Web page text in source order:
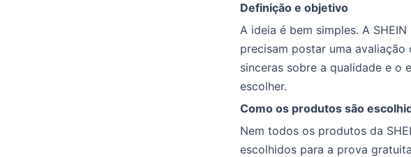
Definição e objetivo
A ideia é bem simples. A
precisam postar uma
sinceras sobre a qualidade e o
escolher.
Como os produtos são
Nem todos os produtos da
escolhidos para a prova